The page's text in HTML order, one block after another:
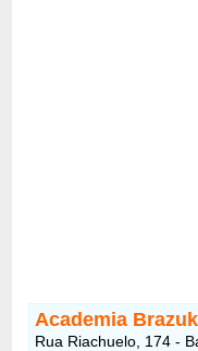
Academia
Rua Riachuelo, 174 -